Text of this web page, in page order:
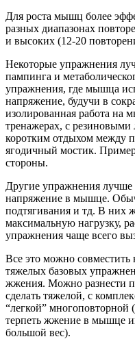
Для роста мышц более
разных диапазонах
и высоких (12-20
Некоторые упражнения
пампинга и
упражнения, где мышца
напряжение, будучи в
изолированная работа на
тренажерах, с
коротким отдыхом между
ягодичный мостик.
стороны.
Другие упражнения лучше
напряжение в мышце.
подтягивания и тд. В
максимальную нагрузку,
упражнения чаще всего
Все это можно совместить
тяжелых базовых
жжения. Можно разнести
сделать тяжелой, с
“легкой” многоповторной
терпеть жжение в мышце
большой вес).